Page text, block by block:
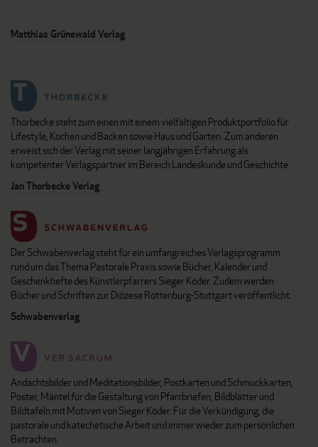
Matthias Grünewald Verlag
Thorbecke steht zum einen mit einem vielfältigen Produktportfolio für
Lifestyle, Kochen und Backen sowie Haus und Garten. Zum anderen
erweist sich der Verlag mit seiner langjährigen Erfahrung als
kompetenter Verlagspartner im Bereich Landeskunde und Geschichte.
Jan Thorbecke Verlag
Der Schwabenverlag steht für ein umfangreiches Verlagsprogramm
rund um das Thema Pastorale Praxis sowie Bücher, Kalender und
Geschenkhefte des Künstlerpfarrers Sieger Köder. Zudem werden
Bücher und Schriften zur Diözese Rottenburg-Stuttgart veröffentlicht.
Schwabenverlag
Andachtsbilder und Meditationsbilder, Postkarten und Schmuckkarten,
Poster, Mäntel für die Gestaltung von Pfarrbriefen, Bildblätter und
Bildtafeln mit Motiven von Sieger Köder. Für die Verkündigung, die
pastorale und katechetische Arbeit und immer wieder zum persönlichen
Betrachten.